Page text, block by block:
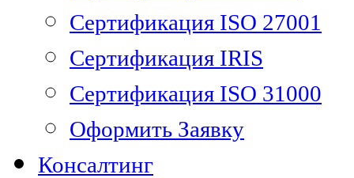
Сертификация ISO 27001
Сертификация IRIS
Сертификация ISO 31000
Оформить Заявку
Консалтинг